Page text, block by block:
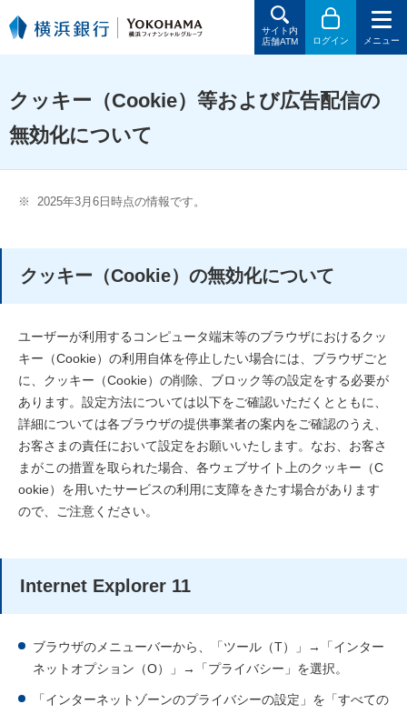
サイト内
店舗ATM
ログイン メニュー
クッキー（Cookie）等および広告配信の
無効化について
※ 2025年3月6日時点の情報です。
クッキー（Cookie）の無効化について
ユーザーが利用するコンピュータ端末等のブラウザにおけるクッ
キー（Cookie）の利用自体を停止したい場合には、ブラウザごと
に、クッキー（Cookie）の削除、ブロック等の設定をする必要が
あります。設定方法については以下をご確認いただくとともに、
詳細については各ブラウザの提供事業者の案内をご確認のうえ、
お客さまの責任において設定をお願いいたします。なお、お客さ
まがこの措置を取られた場合、各ウェブサイト上のクッキー（C
ookie）を用いたサービスの利用に支障をきたす場合があります
ので、ご注意ください。
Internet Explorer 11
ブラウザのメニューバーから、「ツール（T）」→「インター
ネットオプション（O）」→「プライバシー」を選択。
「インターネットゾーンのプライバシーの設定」を「すべての